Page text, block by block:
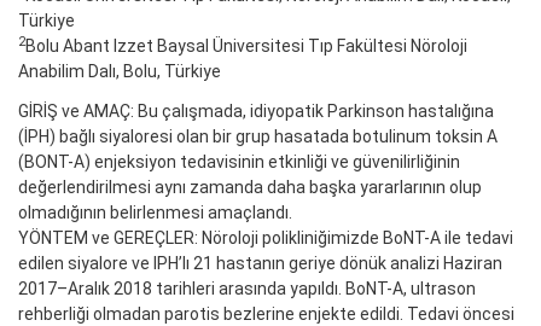
Türkiye
2Bolu Abant Izzet Baysal Üniversitesi Tıp Fakültesi Nöroloji
Anabilim Dalı, Bolu, Türkiye
GİRİŞ ve AMAÇ: Bu çalışmada, idiyopatik Parkinson hastalığına
(İPH) bağlı siyaloresi olan bir grup hasatada botulinum toksin A
(BONT-A) enjeksiyon tedavisinin etkinliği ve güvenilirliğinin
değerlendirilmesi aynı zamanda daha başka yararlarının olup
olmadığının belirlenmesi amaçlandı.
YÖNTEM ve GEREÇLER: Nöroloji polikliniğimizde BoNT-A ile tedavi
edilen siyalore ve IPH’lı 21 hastanın geriye dönük analizi Haziran
2017–Aralık 2018 tarihleri ​​arasında yapıldı. BoNT-A, ultrason
rehberliği olmadan parotis bezlerine enjekte edildi. Tedavi öncesi